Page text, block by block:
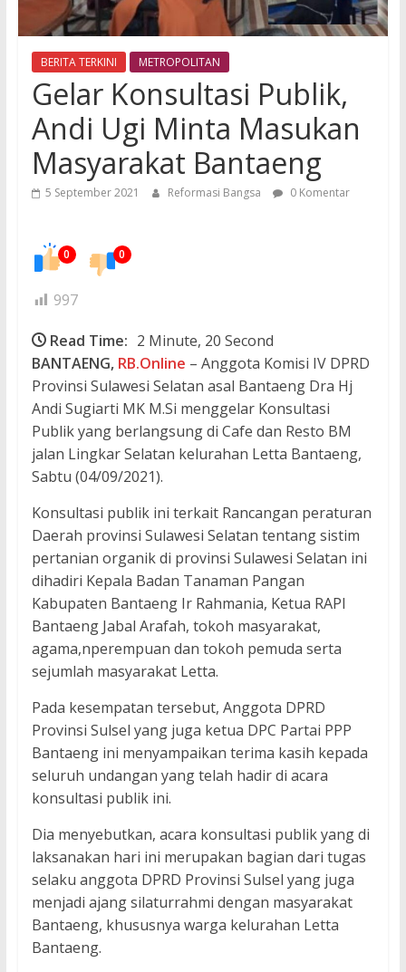
BERITA TERKINI METROPOLITAN
Gelar Konsultasi Publik,
Andi Ugi Minta Masukan
Masyarakat Bantaeng
5 September 2021 Reformasi Bangsa 0 Komentar
0 0
997
Read Time: 2 Minute, 20 Second
BANTAENG, RB.Online – Anggota Komisi IV DPRD
Provinsi Sulawesi Selatan asal Bantaeng Dra Hj
Andi Sugiarti MK M.Si menggelar Konsultasi
Publik yang berlangsung di Cafe dan Resto BM
jalan Lingkar Selatan kelurahan Letta Bantaeng,
Sabtu (04/09/2021).
Konsultasi publik ini terkait Rancangan peraturan
Daerah provinsi Sulawesi Selatan tentang sistim
pertanian organik di provinsi Sulawesi Selatan ini
dihadiri Kepala Badan Tanaman Pangan
Kabupaten Bantaeng Ir Rahmania, Ketua RAPI
Bantaeng Jabal Arafah, tokoh masyarakat,
agama,nperempuan dan tokoh pemuda serta
sejumlah masyarakat Letta.
Pada kesempatan tersebut, Anggota DPRD
Provinsi Sulsel yang juga ketua DPC Partai PPP
Bantaeng ini menyampaikan terima kasih kepada
seluruh undangan yang telah hadir di acara
konsultasi publik ini.
Dia menyebutkan, acara konsultasi publik yang di
laksanakan hari ini merupakan bagian dari tugas
selaku anggota DPRD Provinsi Sulsel yang juga
menjadi ajang silaturrahmi dengan masyarakat
Bantaeng, khususnya warga kelurahan Letta
Bantaeng.